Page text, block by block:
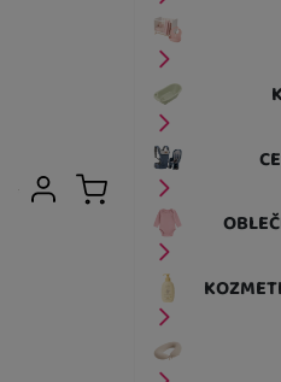
Užívateľská sekcia
Prihlásiť sa
Košík